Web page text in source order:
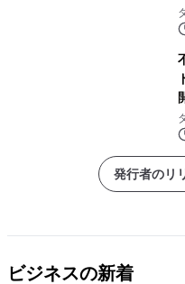
発行者のリ
ビジネスの新着